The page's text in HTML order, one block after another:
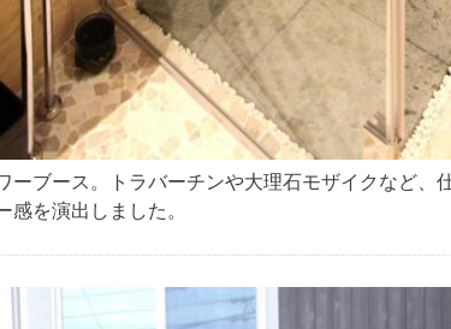
ーブース。トラバーチンや大理石モザイクなど、
感を演出しました。